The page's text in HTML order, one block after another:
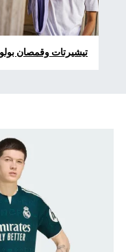
تيشيرتات وقمصان بولو